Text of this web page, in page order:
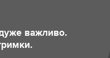
важливо.